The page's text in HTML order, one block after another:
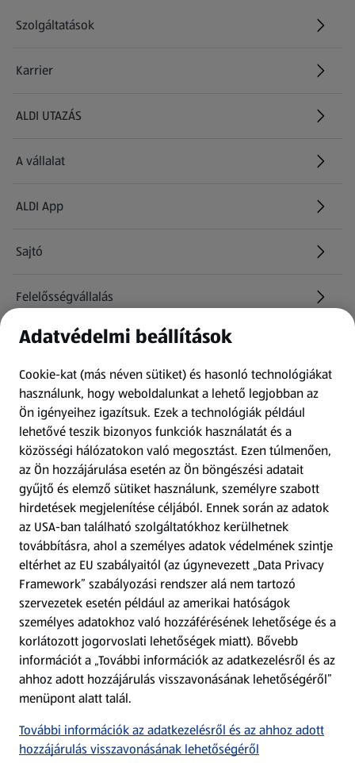
Szolgáltatások
Karrier
(új oldalon nyílik meg)
ALDI UTAZÁS
(új oldalon nyílik meg)
A vállalat
ALDI App
Sajtó
Felelősségvállalás
Információk
Kérdőív
Fizetési lehetőségek
ALDI utalványok
Árcsökkentés
Adattörlő alkalmazás
Szervizpont
(új oldalon nyílik meg)
Fedezz fel minket az interneten!
Töltsd le az ALDI Magyarország applikációt!
Adatvédelmi beállítások
Cookie-kat (más néven sütiket) és hasonló technológiákat
használunk, hogy weboldalunkat a lehető legjobban az
Ön igényeihez igazítsuk. Ezek a technológiák például
lehetővé teszik bizonyos funkciók használatát és a
közösségi hálózatokon való megosztást. Ezen túlmenően,
az Ön hozzájárulása esetén az Ön böngészési adatait
gyűjtő és elemző sütiket használunk, személyre szabott
hirdetések megjelenítése céljából. Ennek során az adatok
az USA-ban található szolgáltatókhoz kerülhetnek
továbbításra, ahol a személyes adatok védelmének szintje
eltérhet az EU szabályaitól (az úgynevezett „Data Privacy
Framework” szabályozási rendszer alá nem tartozó
szervezetek esetén például az amerikai hatóságok
személyes adatokhoz való hozzáférésének lehetősége és a
korlátozott jogorvoslati lehetőségek miatt). Bővebb
információt a „További információk az adatkezelésről és az
ahhoz adott hozzájárulás visszavonásának lehetőségéről”
menüpont alatt talál.
További információk az adatkezelésről és az ahhoz adott
hozzájárulás visszavonásának lehetőségéről